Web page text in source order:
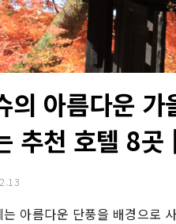
의 아름다운
추천 호텔 8
는 아름다운 단풍을 배경으로